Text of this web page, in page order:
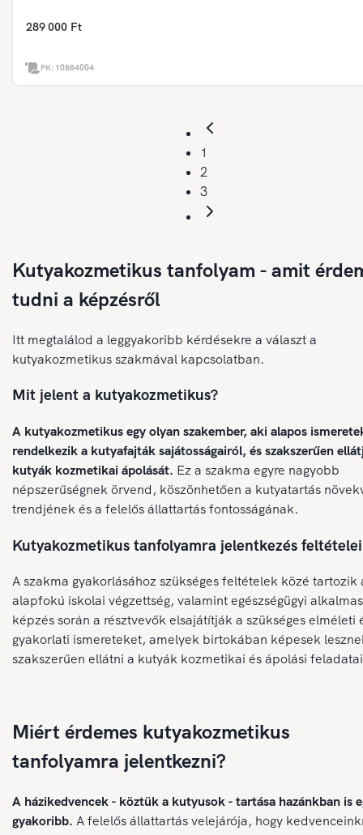
289 000 Ft
PK: 10884004
1
2
3
Kutyakozmetikus tanfolyam - amit
tudni a képzésről
Itt megtalálod a leggyakoribb kérdésekre a választ a
kutyakozmetikus szakmával kapcsolatban.
Mit jelent a kutyakozmetikus?
A kutyakozmetikus egy olyan szakember, aki alapos
rendelkezik a kutyafajták sajátosságairól, és szakszerűen
kutyák kozmetikai ápolását. Ez a szakma egyre nagyobb
népszerűségnek örvend, köszönhetően a kutyatartás
trendjének és a felelős állattartás fontosságának.
Kutyakozmetikus tanfolyamra jelentkezés feltételei
A szakma gyakorlásához szükséges feltételek közé tartozik
alapfokú iskolai végzettség, valamint egészségügyi
képzés során a résztvevők elsajátítják a szükséges elméleti
gyakorlati ismereteket, amelyek birtokában képesek
szakszerűen ellátni a kutyák kozmetikai és ápolási
Miért érdemes kutyakozmetikus
tanfolyamra jelentkezni?
A házikedvencek - köztük a kutyusok - tartása hazánkban is
gyakoribb. A felelős állattartás velejárója, hogy